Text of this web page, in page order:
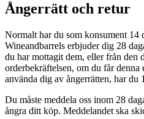
Ångerrätt och retur
Normalt har du som konsument 14
Wineandbarrels erbjuder dig 28
du har mottagit dem, eller från den
orderbekräftelsen, om du får
använda dig av ångerrätten, har du
Du måste meddela oss inom 28
ångra ditt köp. Meddelandet ska